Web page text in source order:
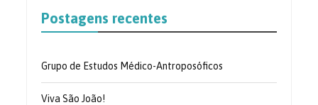
Postagens recentes
Grupo de Estudos Médico-Antroposóficos
Viva São João!